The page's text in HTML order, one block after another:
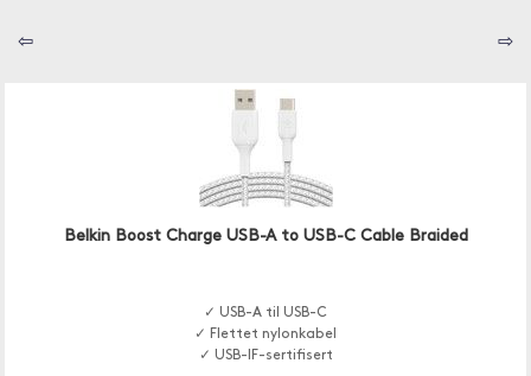
⇦ ⇨
Belkin Boost Charge USB-A to USB-C Cable Braided
✓ USB-A til USB-C
✓ Flettet nylonkabel
✓ USB-IF-sertifisert